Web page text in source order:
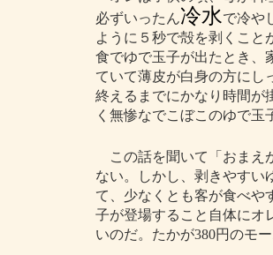
必ずいったん冷水で冷や
ように５秒で殻を剥くこと
食でゆで玉子が出たとき、
ていて薄皮が白身の方にし
終えるまでにかなり時間が
く無惨なでこぼこのゆで
この話を聞いて「おまえ
ない。しかし、剥きやすい
て、少なくとも客が食べや
子が登場すること自体にオ
いのだ。たかが380円のモ